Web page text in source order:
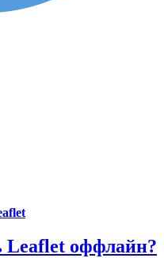
Leaflet оффлайн?